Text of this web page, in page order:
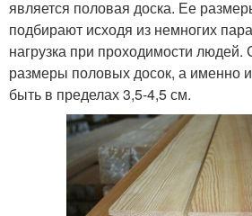
является половая доска. Ее
подбирают исходя из немногих
нагрузка при проходимости людей.
размеры половых досок, а именно
быть в пределах 3,5-4,5 см.